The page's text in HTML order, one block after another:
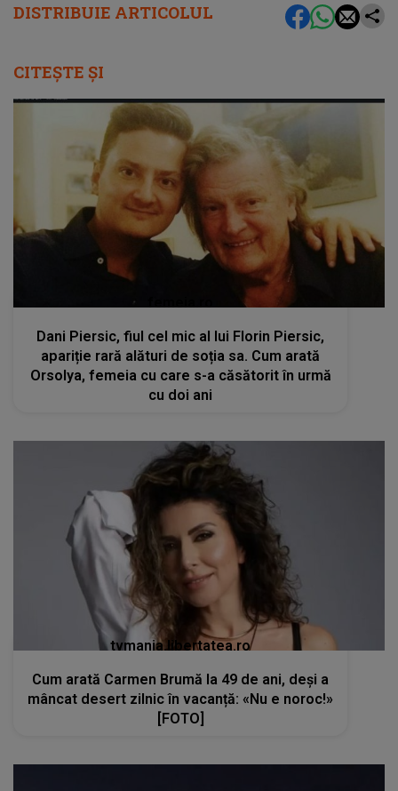
DISTRIBUIE ARTICOLUL
CITEȘTE ȘI
Dani Piersic, fiul cel mic al lui Florin Piersic,
apariție rară alături de soția sa. Cum arată
Orsolya, femeia cu care s-a căsătorit în urmă
cu doi ani
tvmania.libertatea.ro
Cum arată Carmen Brumă la 49 de ani, deși a
mâncat desert zilnic în vacanță: «Nu e noroc!»
[FOTO]